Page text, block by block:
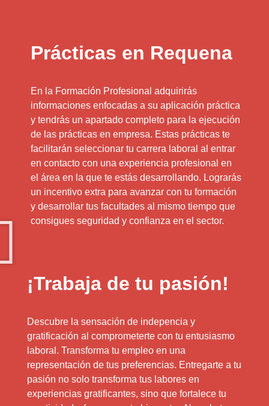
Prácticas en Requena
En la Formación Profesional adquirirás
informaciones enfocadas a su aplicación práctica
y tendrás un apartado completo para la ejecución
de las prácticas en empresa. Estas prácticas te
facilitarán seleccionar tu carrera laboral al entrar
en contacto con una experiencia profesional en
el área en la que te estás desarrollando. Lograrás
un incentivo extra para avanzar con tu formación
y desarrollar tus facultades al mismo tiempo que
consigues seguridad y confianza en el sector.
¡Trabaja de tu pasión!
Descubre la sensación de indepencia y
gratificación al comprometerte con tu entusiasmo
laboral. Transforma tu empleo en una
representación de tus preferencias. Entregarte a tu
pasión no solo transforma tus labores en
experiencias gratificantes, sino que fortalece tu